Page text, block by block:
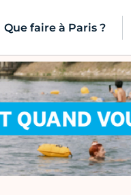
Que faire à Paris ?